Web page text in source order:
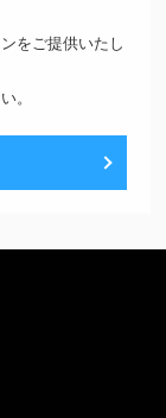
をご提供いたし
。